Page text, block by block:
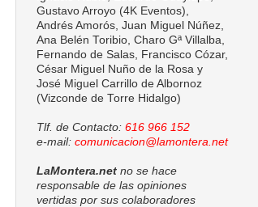
Gustavo Arroyo (4K Eventos),
Andrés Amorós, Juan Miguel Núñez,
Ana Belén Toribio, Charo Gª Villalba,
Fernando de Salas, Francisco Cózar,
César Miguel Nuño de la Rosa y
José Miguel Carrillo de Albornoz
(Vizconde de Torre Hidalgo)
Tlf. de Contacto: 616 966 152
e-mail: comunicacion@lamontera.net
LaMontera.net no se hace
responsable de las opiniones
vertidas por sus colaboradores